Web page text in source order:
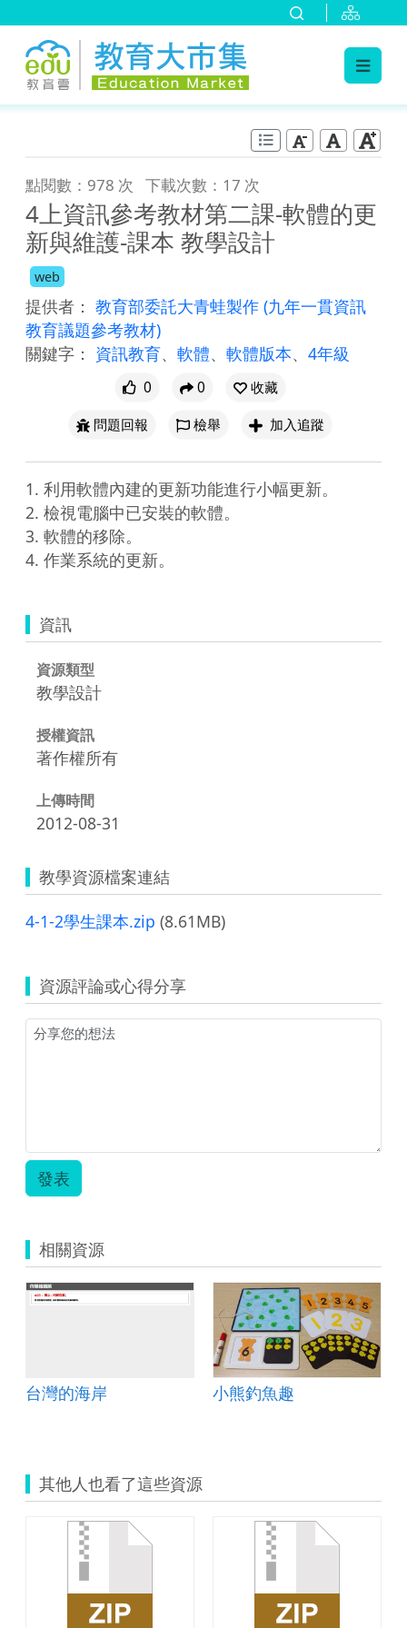
點閱數：978 次 下載次數：17 次
4上資訊參考教材第二課-軟體的更
新與維護-課本 教學設計
web
提供者： 教育部委託大青蛙製作 (九年一貫資訊
教育議題參考教材)
關鍵字： 資訊教育、 軟體、 軟體版本、 4年級
0 0
收藏
問題回報
檢舉 加入追蹤
1. 利用軟體內建的更新功能進行小幅更新。
2. 檢視電腦中已安裝的軟體。
3. 軟體的移除。
資訊
資源類型
教學設計
授權資訊
著作權所有
上傳時間
2012-08-31
教學資源檔案連結
4-1-2學生課本.zip (8.61MB)
資源評論或心得分享
發表
相關資源
台灣的海岸 小熊釣魚趣
其他人也看了這些資源